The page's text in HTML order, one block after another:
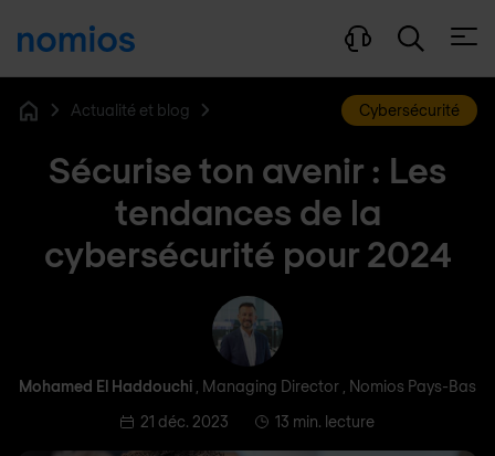
Actualité et blog Cybersécurité
Sécurise ton avenir : Les
tendances de la
cybersécurité pour 2024
Mohamed El Haddouchi
Mohamed El Haddouchi , Managing Director , Nomios Pays-Bas
21 déc. 2023
13 min. lecture